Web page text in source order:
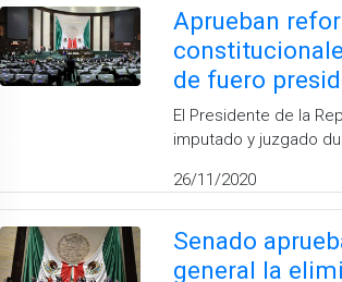
Aprueban
de fuero
El Presidente de la
imputado y juzgado
26/11/2020
Senado
general la